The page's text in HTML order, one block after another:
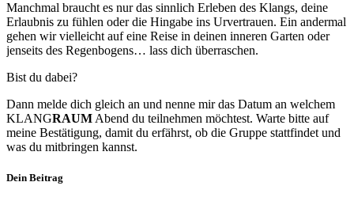
Manchmal braucht es nur das sinnlich Erleben des Klangs, deine
Erlaubnis zu fühlen oder die Hingabe ins Urvertrauen. Ein andermal
gehen wir vielleicht auf eine Reise in deinen inneren Garten oder
jenseits des Regenbogens… lass dich überraschen.
Bist du dabei?
Dann melde dich gleich an und nenne mir das Datum an welchem
KLANGRAUM Abend du teilnehmen möchtest. Warte bitte auf
meine Bestätigung, damit du erfährst, ob die Gruppe stattfindet und
was du mitbringen kannst.
Dein Beitrag